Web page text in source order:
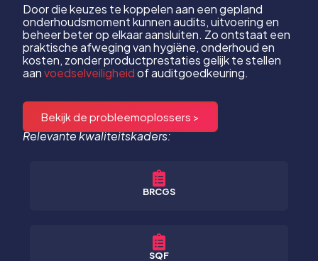
Door die keuzes te koppelen aan een gepland
onderhoudsmoment kunnen audits, uitvoering en
beheer beter op elkaar aansluiten. Zo ontstaat een
praktische afweging van hygiëne, onderhoud en
kosten, zonder productprestaties gelijk te stellen
aanvoedselveiligheidof auditgoedkeuring.
Bekijk de probleemoplossers >
Relevante kwaliteitskaders:
BRCGS
SQF